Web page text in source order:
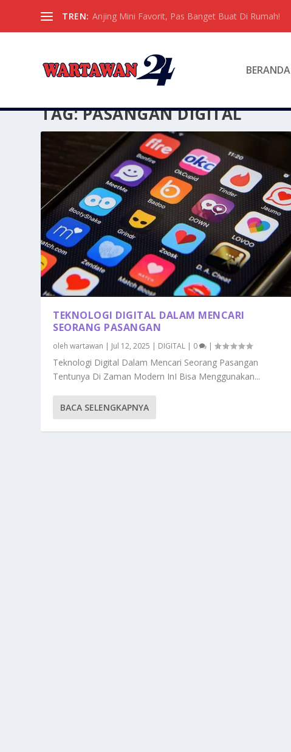
TREN: Anjing Mini Favorit, Pas Banget Buat Di Rumah!
BERANDA
TAG:PASANGAN DIGITAL
TEKNOLOGI DIGITAL DALAM MENCARI
SEORANG PASANGAN
olehwartawan | Jul 12, 2025 | DIGITAL | 0 |
Teknologi Digital Dalam Mencari Seorang Pasangan
Tentunya Di Zaman Modern InI Bisa Menggunakan...
BACA SELENGKAPNYA